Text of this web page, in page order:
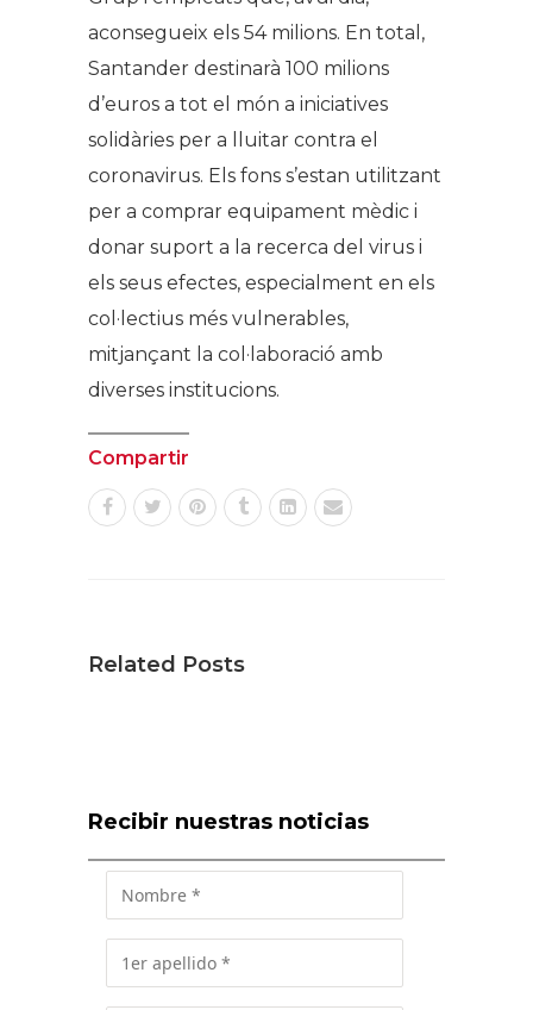
aconsegueix els 54 milions. En total,
Santander destinarà 100 milions
d’euros a tot el món a iniciatives
solidàries per a lluitar contra el
coronavirus. Els fons s’estan utilitzant
per a comprar equipament mèdic i
donar suport a la recerca del virus i
els seus efectes, especialment en els
col·lectius més vulnerables,
mitjançant la col·laboració amb
diverses institucions.
Compartir
Related Posts
Recibir nuestras noticias